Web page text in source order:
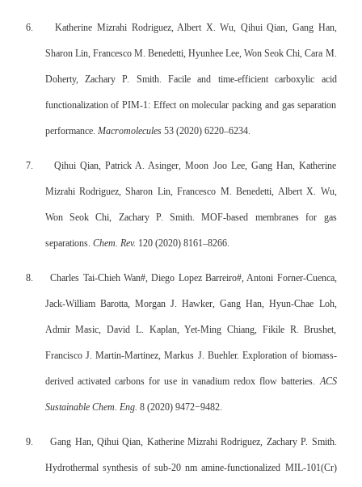
6. Katherine Mizrahi Rodriguez, Albert X. Wu, Qihui Qian, Gang Han,
Sharon Lin, Francesco M. Benedetti, Hyunhee Lee, Won Seok Chi, Cara M.
Doherty, Zachary P. Smith. Facile and time-efficient carboxylic acid
functionalization of PIM-1: Effect on molecular packing and gas separation
performance. Macromolecules53 (2020) 6220–6234.
7. Qihui Qian, Patrick A. Asinger, Moon Joo Lee, Gang Han, Katherine
Mizrahi Rodriguez, Sharon Lin, Francesco M. Benedetti, Albert X. Wu,
Won Seok Chi, Zachary P. Smith. MOF-based membranes for gas
separations. Chem. Rev. 120 (2020) 8161–8266.
8. Charles Tai-Chieh Wan#, Diego Lopez Barreiro#, Antoni Forner-Cuenca,
Jack-William Barotta, Morgan J. Hawker, Gang Han, Hyun-Chae Loh,
Admir Masic, David L. Kaplan, Yet-Ming Chiang, Fikile R. Brushet,
Francisco J. Martin-Martinez, Markus J. Buehler. Exploration of biomass-
derived activated carbons for use in vanadium redox flow batteries.ACS
Sustainable Chem. Eng. 8 (2020) 9472−9482.
9. Gang Han, Qihui Qian, Katherine Mizrahi Rodriguez, Zachary P. Smith.
Hydrothermal synthesis of sub-20 nm amine-functionalized MIL-101(Cr)